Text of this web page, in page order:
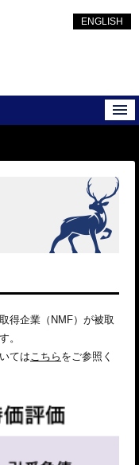
ENGLISH
得企業（NMF）が被取
。
てはこちら をご参照く